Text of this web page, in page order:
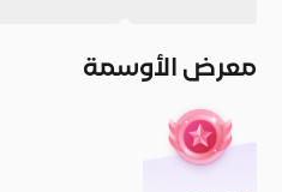
معرض الأوسمة